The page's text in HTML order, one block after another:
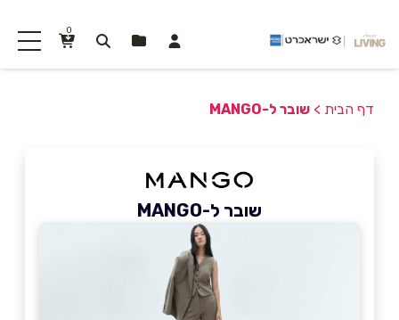
0
דף הבית > שובר ל-MANGO
שובר ל-MANGO